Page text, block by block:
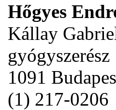
Hőgyes
Kállay
gyógyszerész
1091
(1) 217-0206